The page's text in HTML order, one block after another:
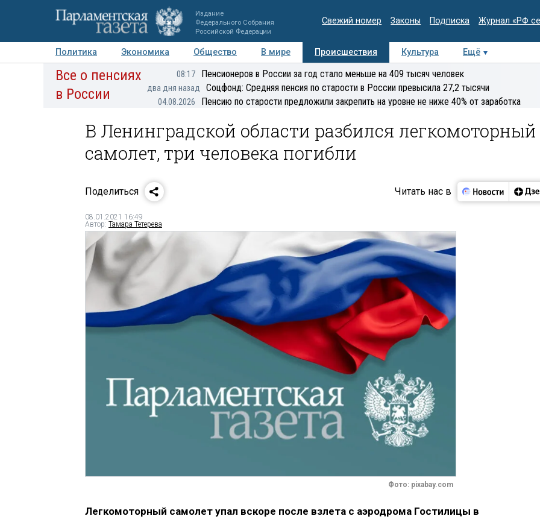
Издание
Федерального Собрания
Российской Федерации
Свежий номер Законы Подписка Журнал «РФ
Политика Экономика Общество В мире Происшествия Культура
Ещё
Авторы Персоны Мнения Регионы Медиацентр Интервью Колумнисты
Все о пенсиях
в России
08:17 Пенсионеров в России за год стало меньше на 409 тысяч человек
два дня назад Соцфонд: Средняя пенсия по старости в России превысила 27,2 тысячи
04.08.2026 Пенсию по старости предложили закрепить на уровне не ниже 40% от заработка
В Ленинградской области разбился легкомоторный
самолет, три человека погибли
Поделиться Читать нас в
08.01.2021 16:49
Автор: Тамара Тетерева
Фото: pixabay.com
Легкомоторный самолет упал вскоре после взлета с аэродрома Гостилицы в